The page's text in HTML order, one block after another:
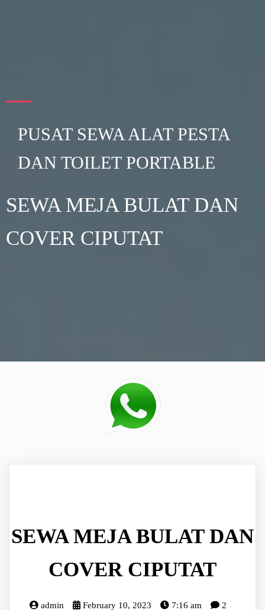
PUSAT SEWA ALAT PESTA
DAN TOILET PORTABLE
SEWA MEJA BULAT DAN
COVER CIPUTAT
SEWA MEJA BULAT DAN
COVER CIPUTAT
admin February 10, 2023 7:16 am 2